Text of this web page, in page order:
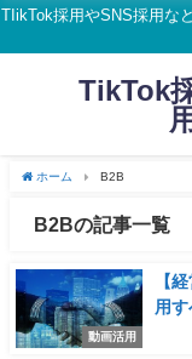
TIikTok採用やSNS採用な
TikTok
ホーム B2B
B2Bの記事一覧
動画活用
【
用す